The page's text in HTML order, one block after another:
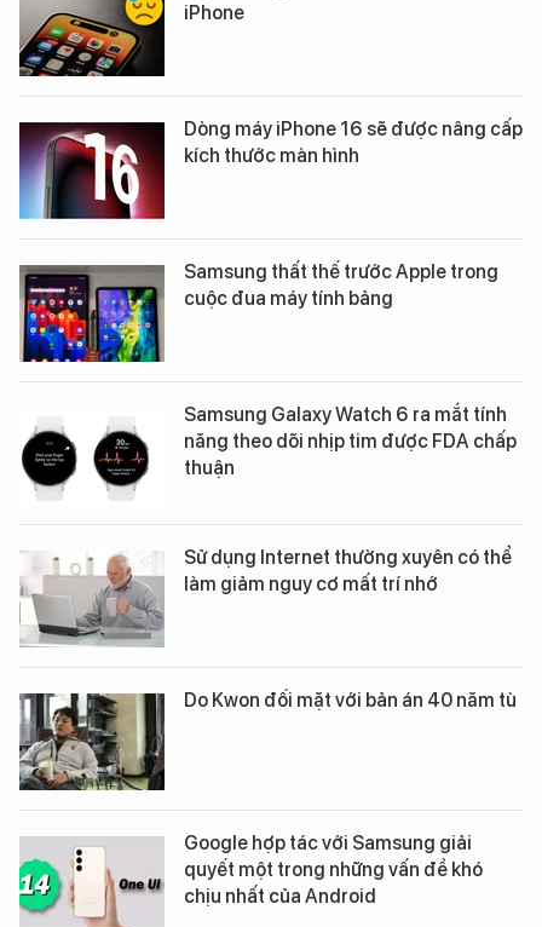
iPhone
Dòng máy iPhone 16 sẽ được nâng cấp
kích thước màn hình
Samsung thất thế trước Apple trong
cuộc đua máy tính bảng
Samsung Galaxy Watch 6 ra mắt tính
năng theo dõi nhịp tim được FDA chấp
thuận
Sử dụng Internet thường xuyên có thể
làm giảm nguy cơ mất trí nhớ
Do Kwon đối mặt với bản án 40 năm tù
Google hợp tác với Samsung giải
quyết một trong những vấn đề khó
chịu nhất của Android